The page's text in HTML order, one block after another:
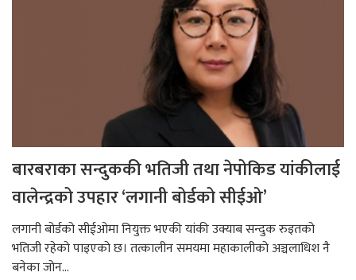
बारबराका सन्दुककी भतिजी तथा नेपोकिड यांकीलाई
वालेन्द्रको उपहार ‘लगानी बोर्डको सीईओ’
लगानी बोर्डको सीईओमा नियुक्त भएकी यांकी उक्याब सन्दुक रुइतको
भतिजी रहेको पाइएको छ। तत्कालीन समयमा महाकालीको अञ्चलाधिश नै
बनेका जोन...